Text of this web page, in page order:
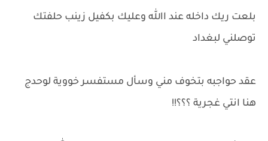
بلعت ريك داخله عند االله وعليك بكفيل زينب حلفتك
توصلني لبغداد
عقد حواجبه بتخوف مني وسأل مستفسر خووية لوحدج
هنا انتي غجرية ؟؟؟!!